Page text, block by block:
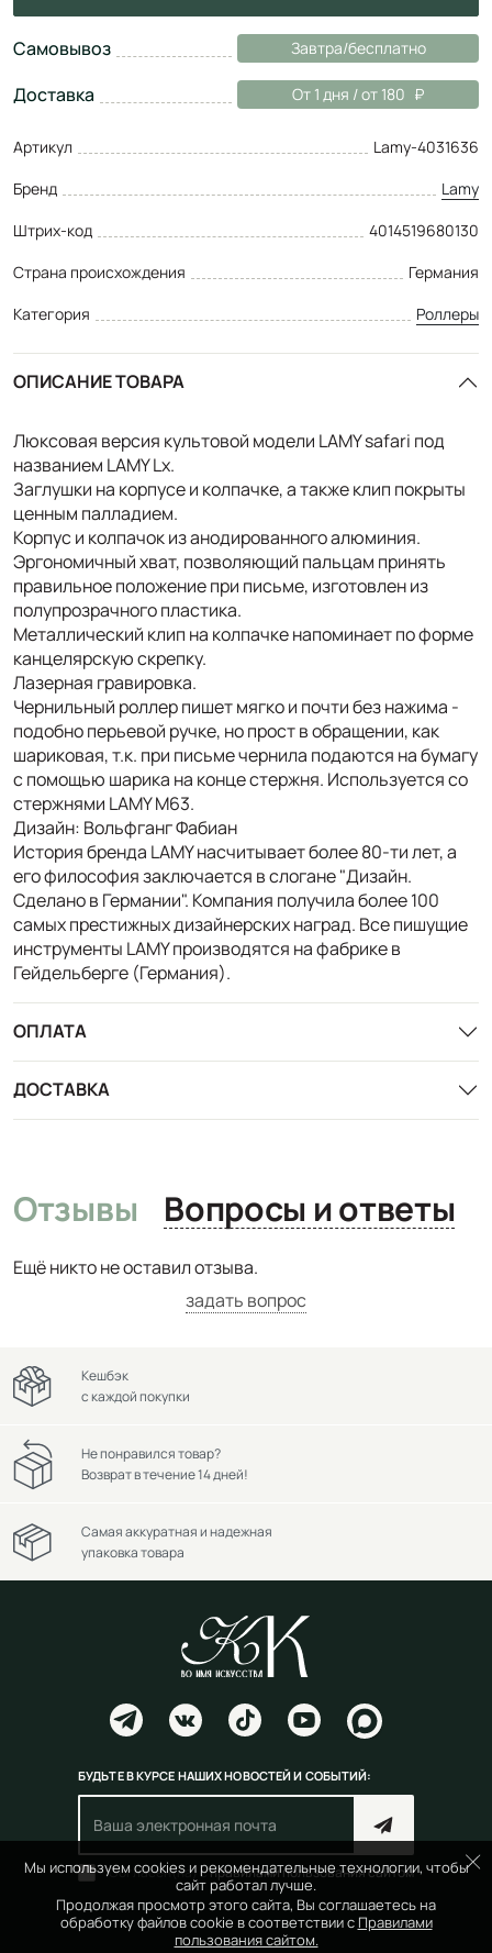
Самовывоз Завтра/бесплатно
Доставка От 1 дня / от 180
Артикул
Lamy-4031636
Бренд
Lamy
Штрих-код
4014519680130
Страна происхождения
Германия
Категория
Роллеры
ОПИСАНИЕ ТОВАРА
Люксовая версия культовой модели LAMY safari под
названием LAMY Lx.
Заглушки на корпусе и колпачке, а также клип покрыты
ценным палладием.
Корпус и колпачок из анодированного алюминия.
Эргономичный хват, позволяющий пальцам принять
правильное положение при письме, изготовлен из
полупрозрачного пластика.
Металлический клип на колпачке напоминает по форме
канцелярскую скрепку.
Лазерная гравировка.
Чернильный роллер пишет мягко и почти без нажима -
подобно перьевой ручке, но прост в обращении, как
шариковая, т.к. при письме чернила подаются на бумагу
с помощью шарика на конце стержня. Используется со
стержнями LAMY М63.
Дизайн: Вольфганг Фабиан
История бренда LAMY насчитывает более 80-ти лет, а
его философия заключается в слогане "Дизайн.
Сделано в Германии". Компания получила более 100
самых престижных дизайнерских наград. Все пишущие
инструменты LAMY производятся на фабрике в
Гейдельберге (Германия).
ОПЛАТА
ДОСТАВКА
Отзывы Вопросы и ответы
Ещё никто не оставил отзыва.
задать вопрос
Мы используем cookies и рекомендательные технологии, чтобы
сайт работал лучше.
Продолжая просмотр этого сайта, Вы соглашаетесь на
обработку файлов cookie в соответствии с Правилами
пользования сайтом.
Кешбэк
с каждой покупки
Не понравился товар?
Возврат в течение 14 дней!
Самая аккуратная и надежная
упаковка товара
БУДЬТЕ В КУРСЕ НАШИХ НОВОСТЕЙ И СОБЫТИЙ:
Согласен(на) справилами пользования сайтом